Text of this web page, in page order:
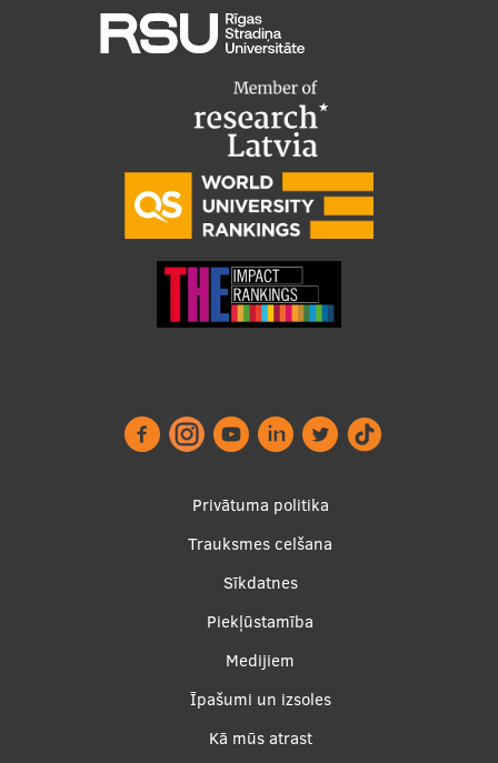
Privātuma politika
Trauksmes celšana
Sīkdatnes
Piekļūstamība
Medijiem
Īpašumi un izsoles
Kā mūs atrast